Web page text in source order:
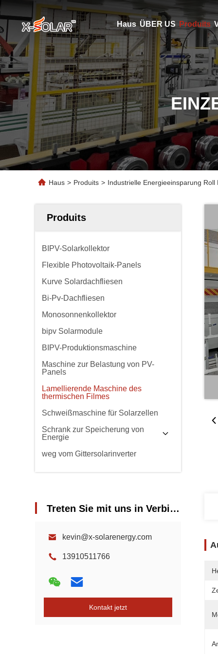
Haus ÜBER US Produits
Haus > Produits > Industrielle Energieeinsparung
Produits
BIPV-Solarkollektor
Flexible Photovoltaik-Panels
Kurve Solardachfliesen
Bi-Pv-Dachfliesen
Monosonnenkollektor
bipv Solarmodule
BIPV-Produktionsmaschine
Maschine zur Belastung von PV-
Panels
Lamellierende Maschine des
thermischen Filmes
Schweißmaschine für Solarzellen
Schrank zur Speicherung von
Energie
weg vom Gittersolarinverter
Treten Sie mit uns in Verbindung
kevin@x-solarenergy.com
13910511766
Kontakt jetzt